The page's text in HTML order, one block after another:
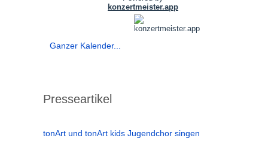
Ganzer Kalender...
Presseartikel
tonArt und tonArt kids Jugendchor singen